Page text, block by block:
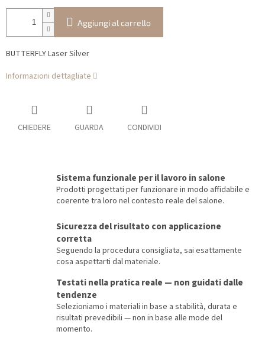
Aggiungi al carrello
BUTTERFLY Laser Silver
Informazioni dettagliate
CHIEDERE GUARDA CONDIVIDI
Sistema funzionale per il lavoro in salone
Prodotti progettati per funzionare in modo affidabile e
coerente tra loro nel contesto reale del salone.
Sicurezza del risultato con applicazione
corretta
Seguendo la procedura consigliata, sai esattamente
cosa aspettarti dal materiale.
Testati nella pratica reale — non guidati dalle
tendenze
Selezioniamo i materiali in base a stabilità, durata e
risultati prevedibili — non in base alle mode del
momento.